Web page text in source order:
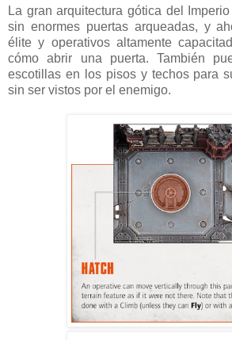
La gran arquitectura gótica del
sin enormes puertas arqueadas, y
élite y operativos altamente
cómo abrir una puerta. También
escotillas en los pisos y techos para
sin ser vistos por el enemigo.